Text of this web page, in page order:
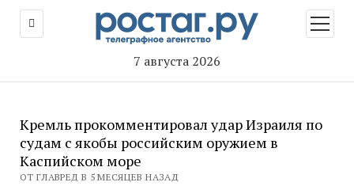
7 августа 2026
меню
Кремль прокомментировал удар Израиля по
судам с якобы российским оружием в
Каспийском море
ОТ ГЛАВРЕД В 5 МЕСЯЦЕВ НАЗАД